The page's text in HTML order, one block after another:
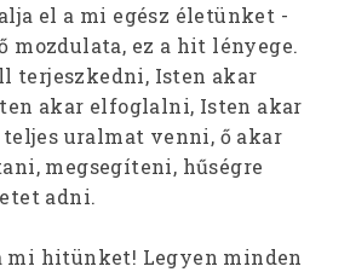
el a mi egész életünket -
mozdulata, ez a hit lényege.
terjeszkedni, Isten akar
akar elfoglalni, Isten akar
uralmat venni, ő akar
megsegíteni, hűségre
adni.
mi hitünket! Legyen minden